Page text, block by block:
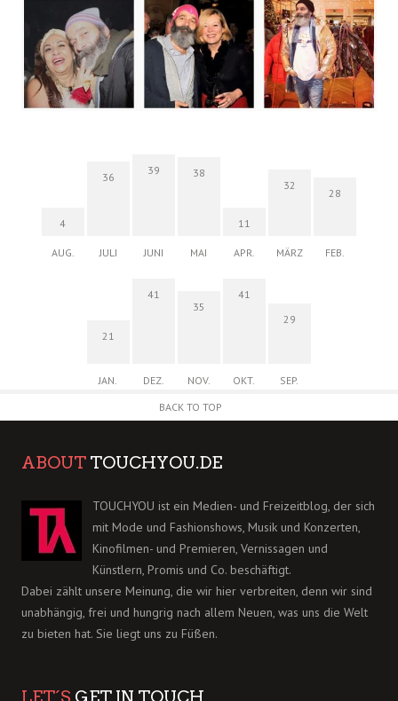
4
AUG.
36
JULI
39
JUNI
38
MAI
11
APR.
32
MÄRZ
28
FEB.
21
JAN.
41
DEZ.
35
NOV.
41
OKT.
29
SEP.
BACK TO TOP
ABOUT TOUCHYOU.DE
TOUCHYOU ist ein Medien- und Freizeitblog, der sich
mit Mode und Fashionshows, Musik und Konzerten,
Kinofilmen- und Premieren, Vernissagen und
Künstlern, Promis und Co. beschäftigt.
Dabei zählt unsere Meinung, die wir hier verbreiten, denn wir sind
unabhängig, frei und hungrig nach allem Neuen, was uns die Welt
zu bieten hat. Sie liegt uns zu Füßen.
LET´S GET IN TOUCH